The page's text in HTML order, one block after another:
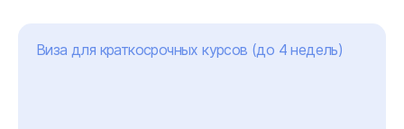
Виза для краткосрочных курсов (до 4 недель)